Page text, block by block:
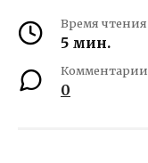
Время чтения
5 мин.
Комментарии
0